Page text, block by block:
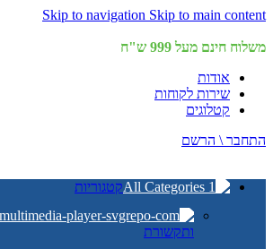
Skip to navigation Skip to main content
משלוח חינם מעל 999 ש"ח
אודות
שירות לקוחות
קטלוגים
התחבר \ הרשם
קטגוריות
ותקשורת